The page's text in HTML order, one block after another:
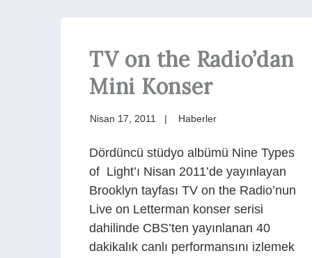
TV on the Radio’dan
Mini Konser
Nisan 17, 2011 Haberler
Dördüncü stüdyo albümü Nine Types
of Light’ı Nisan 2011’de yayınlayan
Brooklyn tayfası TV on the Radio’nun
Live on Letterman konser serisi
dahilinde CBS’ten yayınlanan 40
dakikalık canlı performansını izlemek